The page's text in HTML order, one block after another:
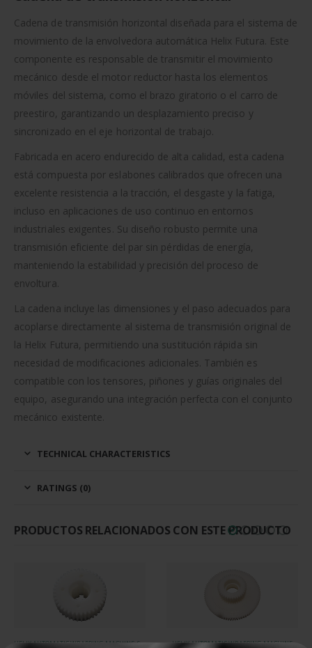
Cadena de transmisión horizontal diseñada para el sistema de
movimiento de la envolvedora automática Helix Futura. Este
componente es responsable de transmitir el movimiento
mecánico desde el motor reductor hasta los elementos
móviles del sistema, como el brazo giratorio o el carro de
preestiro, garantizando un desplazamiento preciso y
sincronizado en el eje horizontal de trabajo.
Fabricada en acero endurecido de alta calidad, esta cadena
está compuesta por eslabones calibrados que ofrecen una
excelente resistencia a la tracción, el desgaste y la fatiga,
incluso en aplicaciones de uso continuo en entornos
industriales exigentes. Su diseño robusto permite una
transmisión eficiente del par sin pérdidas de energía,
manteniendo la estabilidad y precisión del proceso de
envoltura.
La cadena incluye las dimensiones y el paso adecuados para
acoplarse directamente al sistema de transmisión original de
la Helix Futura, permitiendo una sustitución rápida sin
necesidad de modificaciones adicionales. También es
compatible con los tensores, piñones y guías originales del
equipo, asegurando una integración perfecta con el conjunto
mecánico existente.
TECHNICAL CHARACTERISTICS
RATINGS (0)
PRODUCTOS RELACIONADOS CON ESTE PRODUCTO
HELIX AUTOMATIC WRAPPING MACHINE, SPARE PARTS FOR PACKAGING MACHINES HELIX AUTOMATIC WRAPPING MACHINE